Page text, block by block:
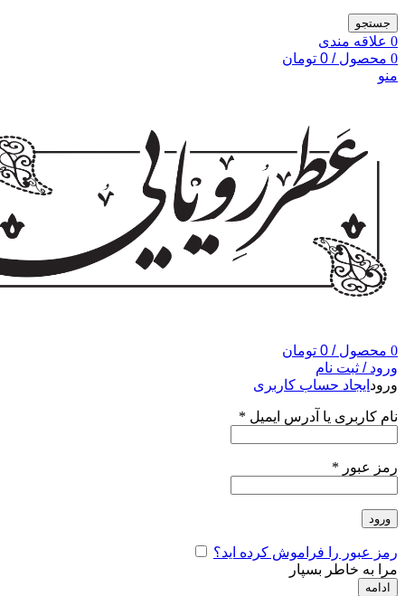
جستجو
0 علاقه مندی
0 محصول /
0 تومان
منو
0 محصول /
0 تومان
ورود / ثبت نام
ورود ایجاد حساب کاربری
نام کاربری یا آدرس ایمیل *
رمز عبور *
ورود
رمز عبور را فراموش کرده اید؟
مرا به خاطر بسپار
ادامه